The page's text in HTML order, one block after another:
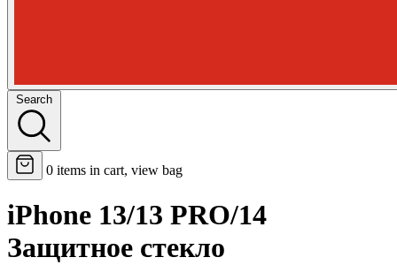
Search
0 items in cart, view bag
iPhone 13/13 PRO/14
Защитное стекло